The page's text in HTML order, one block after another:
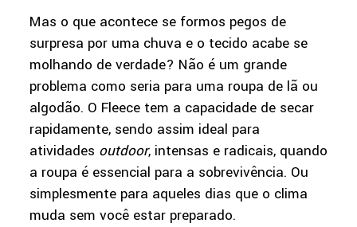
Mas o que acontece se formos pegos de
surpresa por uma chuva e o tecido acabe se
molhando de verdade? Não é um grande
problema como seria para uma roupa de lã ou
algodão. O Fleece tem a capacidade de secar
rapidamente, sendo assim ideal para
atividades outdoor, intensas e radicais, quando
a roupa é essencial para a sobrevivência. Ou
simplesmente para aqueles dias que o clima
muda sem você estar preparado.